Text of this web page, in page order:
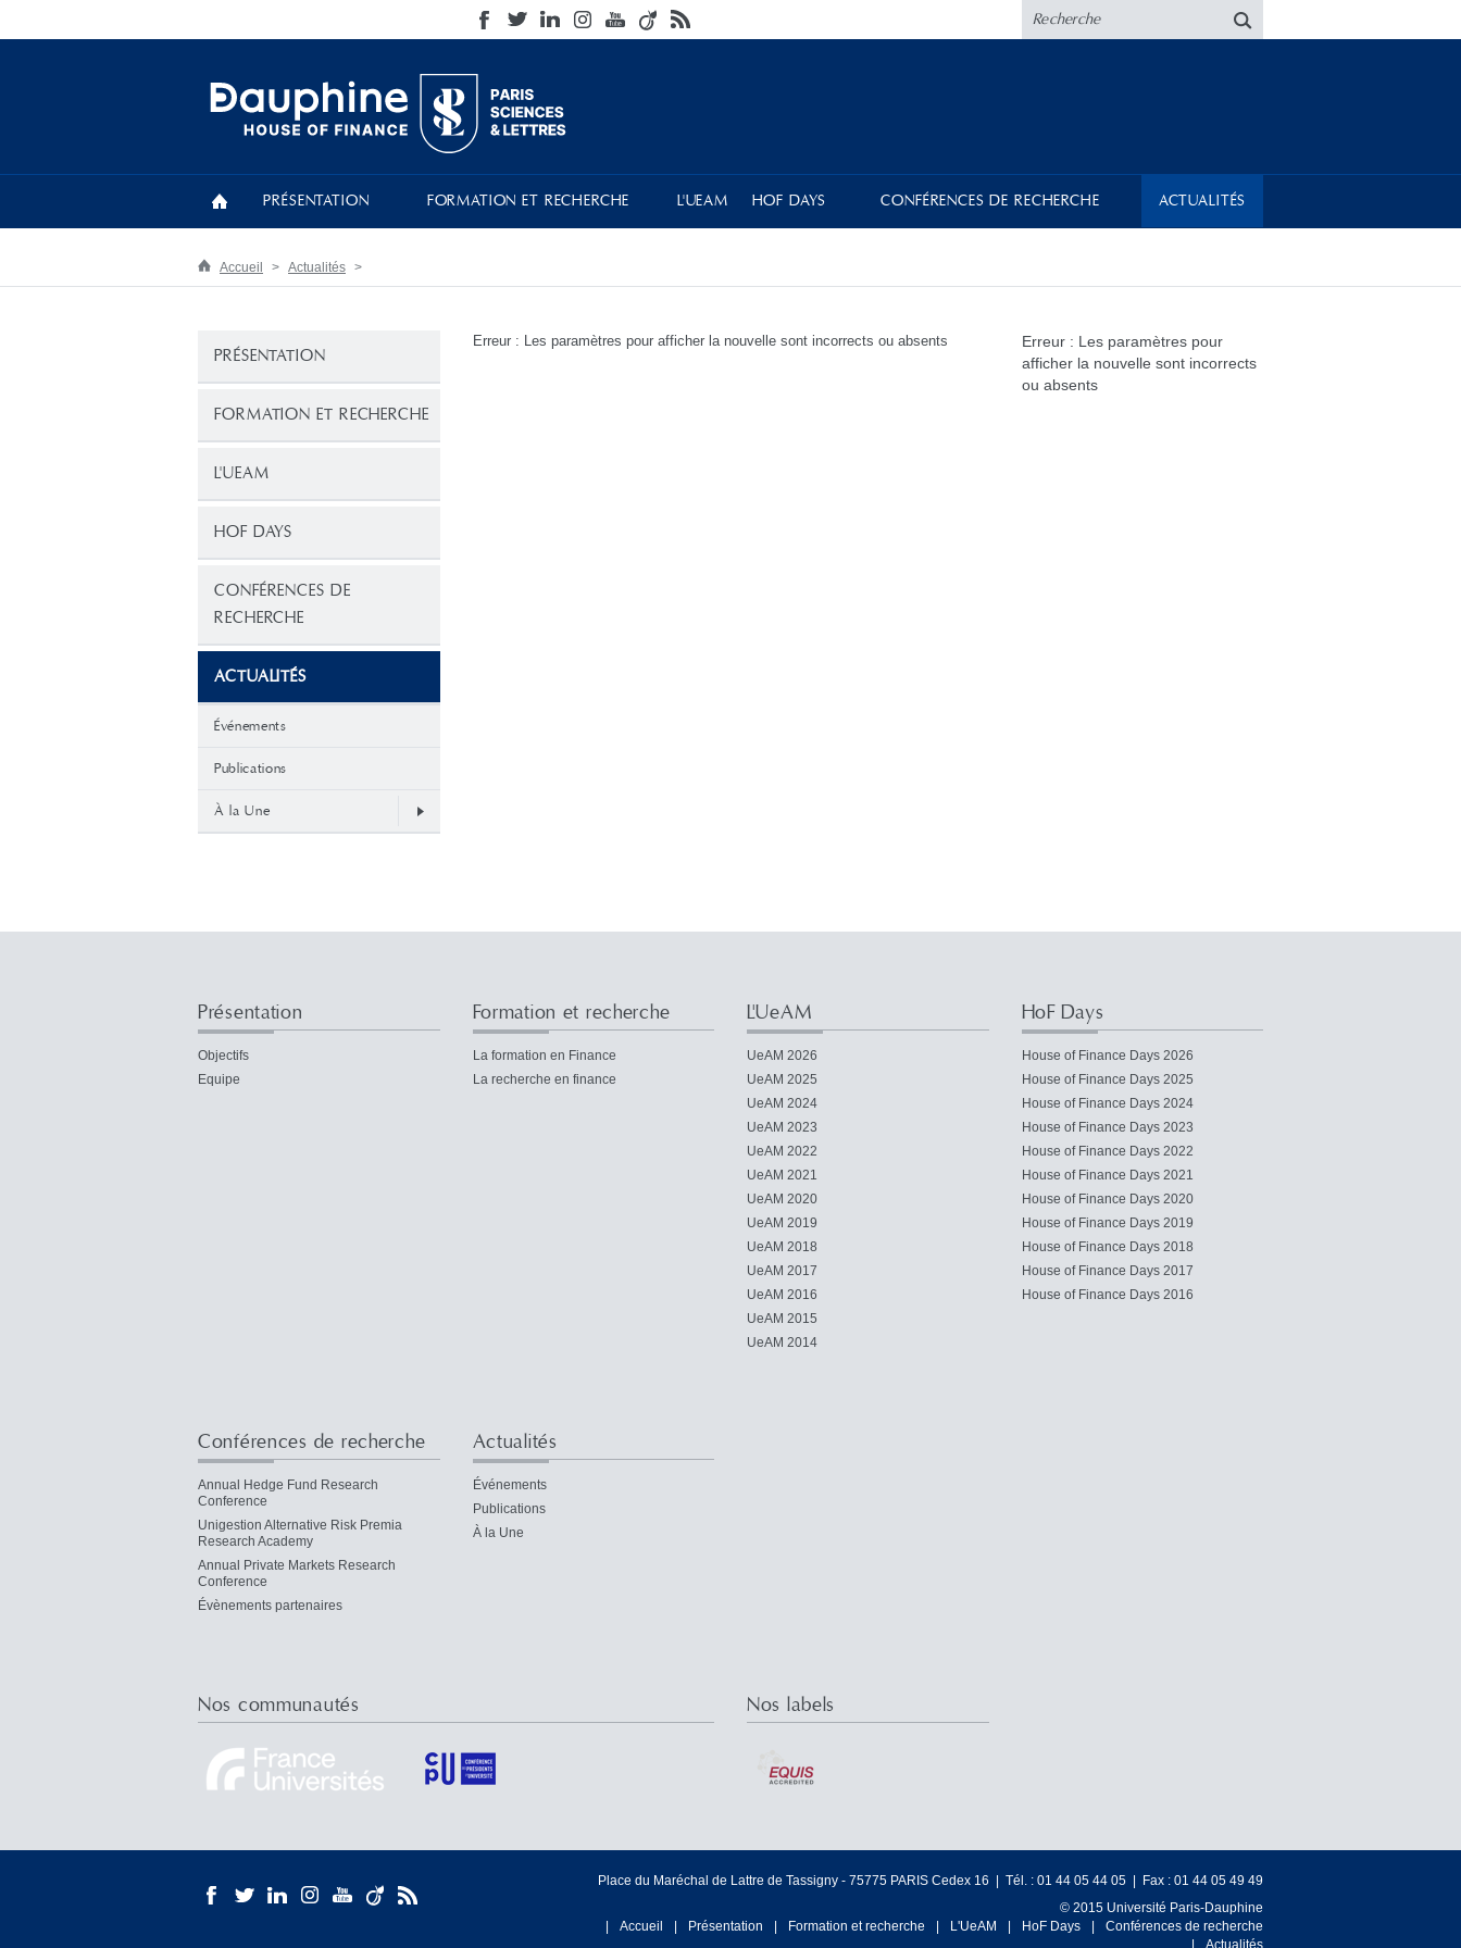
PRÉSENTATION FORMATION ET RECHERCHE L'UEAM HOF DAYS CONFÉRENCES DE RECHERCHE ACTUALITÉS
Accueil Actualités
PRÉSENTATION
FORMATION ET RECHERCHE
L'UEAM
HOF DAYS
CONFÉRENCES DE
RECHERCHE
ACTUALITÉS
Événements
Publications
À la Une
Erreur : Les paramètres pour afficher la nouvelle sont incorrects ou absents
Erreur : Les paramètres pour
afficher la nouvelle sont incorrects
ou absents
Présentation
Objectifs
Equipe
Formation et recherche
La formation en Finance
La recherche en finance
L'UeAM
UeAM 2026
UeAM 2025
UeAM 2024
UeAM 2023
UeAM 2022
UeAM 2021
UeAM 2020
UeAM 2019
UeAM 2018
UeAM 2017
UeAM 2016
UeAM 2015
UeAM 2014
HoF Days
House of Finance Days 2026
House of Finance Days 2025
House of Finance Days 2024
House of Finance Days 2023
House of Finance Days 2022
House of Finance Days 2021
House of Finance Days 2020
House of Finance Days 2019
House of Finance Days 2018
House of Finance Days 2017
House of Finance Days 2016
Conférences de recherche
Annual Hedge Fund Research
Conference
Unigestion Alternative Risk Premia
Research Academy
Annual Private Markets Research
Conference
Évènements partenaires
Actualités
Événements
Publications
À la Une
Nos communautés Nos labels
Place du Maréchal de Lattre de Tassigny - 75775 PARIS Cedex 16 | Tél. : 01 44 05 44 05 | Fax : 01 44 05 49 49
© 2015 Université Paris-Dauphine
Accueil
Présentation Formation et recherche L'UeAM HoF Days
Conférences de recherche
Actualités